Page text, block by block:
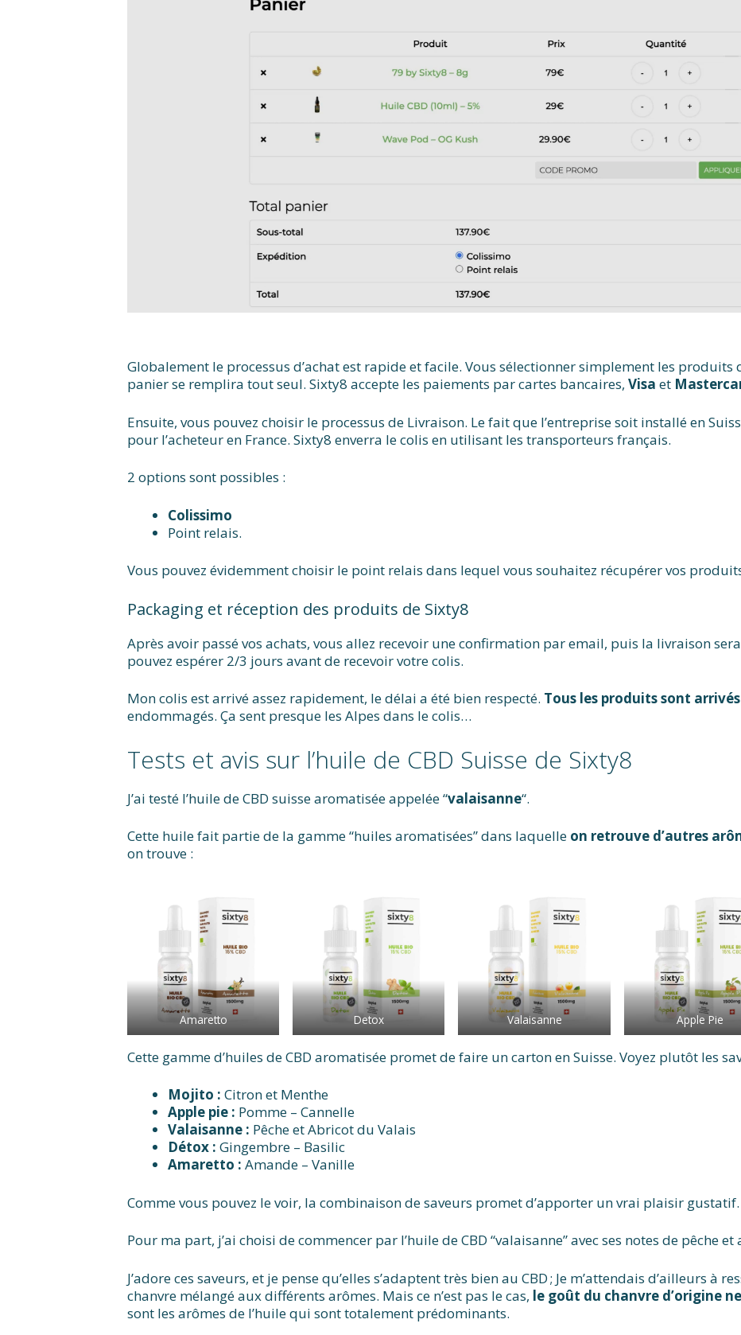
Globalement le processus d’achat est rapide et facile. Vous sélectionner simplement les produits
panier se remplira tout seul. Sixty8 accepte les paiements par cartes bancaires, Visa et
Ensuite, vous pouvez choisir le processus de Livraison. Le fait que l’entreprise soit installé en
pour l’acheteur en France. Sixty8 enverra le colis en utilisant les transporteurs français.
2 options sont possibles :
Colissimo
Point relais.
Vous pouvez évidemment choisir le point relais dans lequel vous souhaitez récupérer vos
Packaging et réception des produits de Sixty8
Après avoir passé vos achats, vous allez recevoir une confirmation par email, puis la livraison
pouvez espérer 2/3 jours avant de recevoir votre colis.
Mon colis est arrivé assez rapidement, le délai a été bien respecté. Tous les produits sont
endommagés. Ça sent presque les Alpes dans le colis…
Tests et avis sur l’huile de CBD Suisse de Sixty8
J’ai testé l’huile de CBD suisse aromatisée appelée “valaisanne“.
Cette huile fait partie de la gamme “huiles aromatisées” dans laquelle on retrouve d’autres
on trouve :
Amaretto Detox Valaisanne Apple Pie
Cette gamme d’huiles de CBD aromatisée promet de faire un carton en Suisse. Voyez plutôt les
Mojito : Citron et Menthe
Apple pie : Pomme – Cannelle
Valaisanne : Pêche et Abricot du Valais
Détox : Gingembre – Basilic
Amaretto : Amande – Vanille
Comme vous pouvez le voir, la combinaison de saveurs promet d’apporter un vrai plaisir gustatif.
Pour ma part, j’ai choisi de commencer par l’huile de CBD “valaisanne” avec ses notes de pêche
J’adore ces saveurs, et je pense qu’elles s’adaptent très bien au CBD ; Je m’attendais d’ailleurs à
chanvre mélangé aux différents arômes. Mais ce n’est pas le cas, le goût du chanvre d’origine
sont les arômes de l’huile qui sont totalement prédominants.